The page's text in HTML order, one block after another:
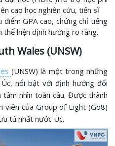
cao học nghiên cứu, tiến sĩ
điểm GPA cao, chứng chỉ tiếng
thể hiện định hướng rõ ràng.
Wales (UNSW)
(UNSW) là một trong những
nổi bật với định hướng đổi
nhìn toàn cầu. Được thành
viên của Group of Eight (Go8)
tú nhất nước Úc.